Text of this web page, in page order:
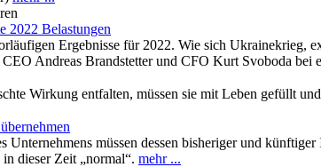
2022 Belastungen
Ergebnisse für 2022. Wie sich Ukrainekrieg,
Andreas Brandstetter und CFO Kurt Svoboda
Wirkung entfalten, müssen sie mit Leben gefüllt
Unternehmens müssen dessen bisheriger und
dieser Zeit „normal“. mehr ...